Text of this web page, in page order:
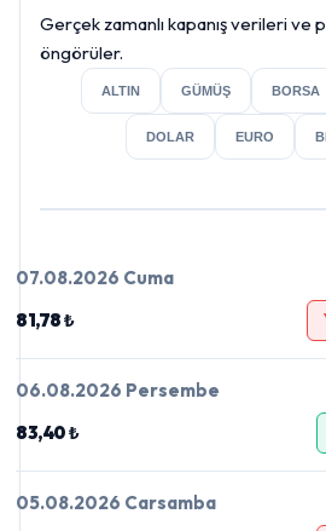
Gerçek zamanlı kapanış verileri ve
öngörüler.
ALTIN GÜMÜŞ BORSA
DOLAR EURO
07.08.2026 Cuma
81,78 ₺
06.08.2026 Persembe
83,40 ₺
05.08.2026 Carsamba